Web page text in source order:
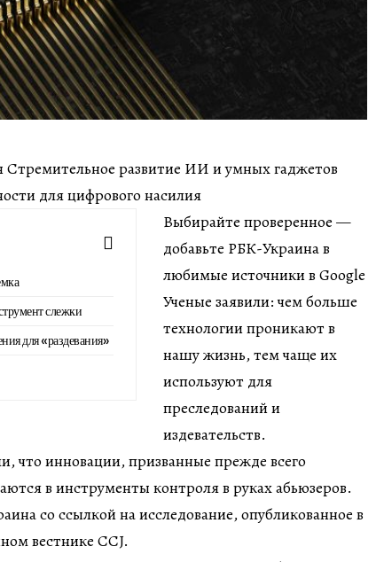
Стремительное развитие ИИ и умных гаджетов
для цифрового насилия
слежки
для «раздевания»
Выбирайте проверенное —
добавьте РБК-Украина в
любимые источники в Google
Ученые заявили: чем больше
технологии проникают в
нашу жизнь, тем чаще их
используют для
преследований и
издевательств.
что инновации, призванные прежде всего
в инструменты контроля в руках абьюзеров.
со ссылкой на исследование, опубликованное в
вестнике CCJ.